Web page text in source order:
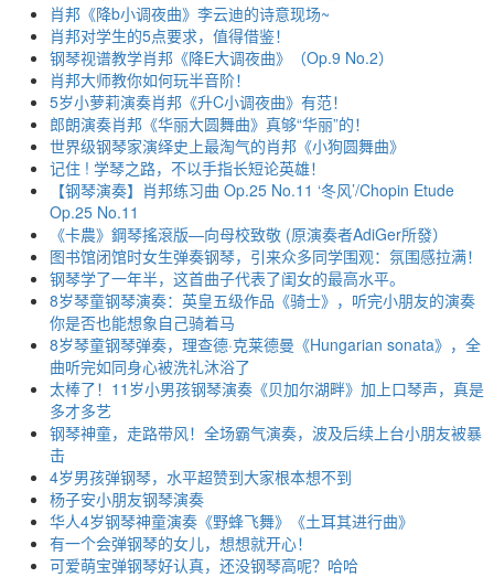
肖邦《降b小调夜曲》李云迪的诗意现场~
肖邦对学生的5点要求，值得借鉴！
钢琴视谱教学肖邦《降E大调夜曲》（Op.9 No.2）
肖邦大师教你如何玩半音阶！
5岁小萝莉演奏肖邦《升C小调夜曲》有范！
郎朗演奏肖邦《华丽大圆舞曲》真够“华丽”的！
世界级钢琴家演绎史上最淘气的肖邦《小狗圆舞曲》
记住 ! 学琴之路，不以手指长短论英雄！
【钢琴演奏】肖邦练习曲 Op.25 No.11 ‘冬风’/Chopin Etude
Op.25 No.11
《卡農》鋼琴搖滾版—向母校致敬 (原演奏者AdiGer所發）
图书馆闭馆时女生弹奏钢琴，引来众多同学围观：氛围感拉满！
钢琴学了一年半，这首曲子代表了闺女的最高水平。
8岁琴童钢琴演奏：英皇五级作品《骑士》，听完小朋友的演奏
你是否也能想象自己骑着马
8岁琴童钢琴弹奏，理查德·克莱德曼《Hungarian sonata》，全
曲听完如同身心被洗礼沐浴了
太棒了！11岁小男孩钢琴演奏《贝加尔湖畔》加上口琴声，真是
多才多艺
钢琴神童，走路带风！全场霸气演奏，波及后续上台小朋友被暴
击
4岁男孩弹钢琴，水平超赞到大家根本想不到
杨子安小朋友钢琴演奏
华人4岁钢琴神童演奏《野蜂飞舞》《土耳其进行曲》
有一个会弹钢琴的女儿，想想就开心！
可爱萌宝弹钢琴好认真，还没钢琴高呢？哈哈